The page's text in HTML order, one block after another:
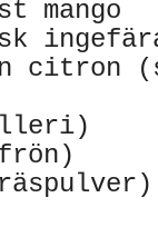
mango
citron